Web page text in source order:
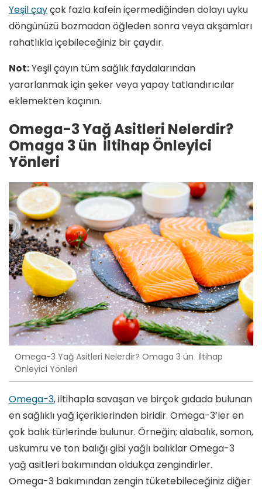
Yeşil çayçok fazla kafein içermediğinden dolayı uyku
döngünüzü bozmadan öğleden sonra veya akşamları
rahatlıkla içebileceğiniz bir çaydır.
Not:Yeşil çayın tüm sağlık faydalarından
yararlanmak için şeker veya yapay tatlandırıcılar
eklemekten kaçının.
Omega-3 Yağ Asitleri Nelerdir?
Omaga 3 ün İltihap Önleyici
Yönleri
Omega-3 Yağ Asitleri Nelerdir? Omaga 3 ün İltihap
Önleyici Yönleri
Omega-3, iltihapla savaşan ve birçok gıdada bulunan
en sağlıklı yağ içeriklerinden biridir. Omega-3’ler en
çok balık türlerinde bulunur. Örneğin; alabalık, somon,
uskumru ve ton balığı gibi yağlı balıklar Omega-3
yağ asitleri bakımından oldukça zengindirler.
Omega-3 bakımından zengin tüketebileceğiniz diğer